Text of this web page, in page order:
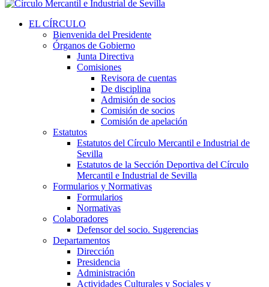
EL CÍRCULO
Bienvenida del Presidente
Órganos de Gobierno
Junta Directiva
Comisiones
Revisora de cuentas
De disciplina
Admisión de socios
Comisión de socios
Comisión de apelación
Estatutos
Estatutos del Círculo Mercantil e Industrial de
Sevilla
Estatutos de la Sección Deportiva del Círculo
Mercantil e Industrial de Sevilla
Formularios y Normativas
Formularios
Normativas
Colaboradores
Defensor del socio. Sugerencias
Departamentos
Dirección
Presidencia
Administración
Actividades Culturales y Sociales y